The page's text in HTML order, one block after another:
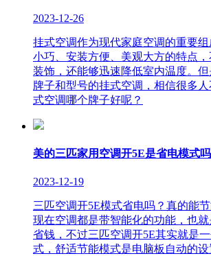
2023-12-26
挂式空调作为现代家庭空调的重要
小巧、安装方便、美观大方的特点
装饰，还能够迅速降低室内温度。
牌子和型号的挂式空调，相信很多
式空调哪个牌子好呢？
美的三匹家用空调开5E是省电模式
2023-12-19
三匹空调开5E模式省电吗？真的能
现在空调都是带智能化的功能，也
省钱，不过三匹空调开5E其实就是
式，舒适节能模式是电脑板自动的